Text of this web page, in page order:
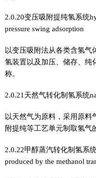
2.0.20变压吸附提纯氢系统
pressure swing adsorption
以变压吸附法从各类含氢
氢装置以及加压、储存、纯
称。
2.0.21天然气转化制氢系统
以天然气为原料，采用原料
附提纯等工艺单元制取氢气
2.0.22甲醇蒸汽转化制氢系
produced by the methanol